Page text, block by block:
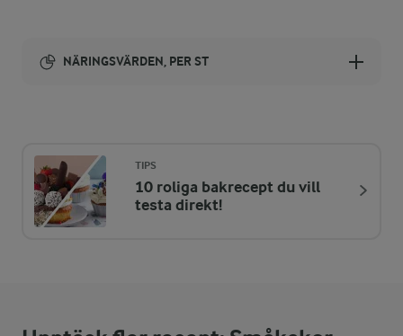
NÄRINGSVÄRDEN, PER ST
ENERGIDISTRIBUTION %
NÄRINGSVÄRDEN PER ST
TIPS
10 roliga bakrecept du vill
testa direkt!